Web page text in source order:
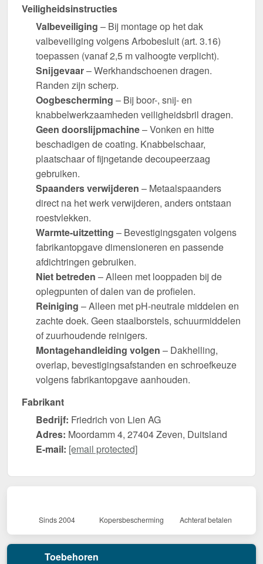
Veiligheidsinstructies
Valbeveiliging – Bij montage op het dak
valbeveiliging volgens Arbobesluit (art. 3.16)
toepassen (vanaf 2,5 m valhoogte verplicht).
Snijgevaar– Werkhandschoenen dragen.
Randen zijn scherp.
Oogbescherming – Bij boor-, snij- en
knabbelwerkzaamheden veiligheidsbril dragen.
Geen doorslijpmachine– Vonken en hitte
beschadigen de coating. Knabbelschaar,
plaatschaar of fijngetande decoupeerzaag
gebruiken.
Spaanders verwijderen – Metaalspaanders
direct na het werk verwijderen, anders ontstaan
roestvlekken.
Warmte-uitzetting – Bevestigingsgaten volgens
fabrikantopgave dimensioneren en passende
afdichtringen gebruiken.
Niet betreden – Alleen met looppaden bij de
oplegpunten of dalen van de profielen.
Reiniging – Alleen met pH-neutrale middelen en
zachte doek. Geen staalborstels, schuurmiddelen
of zuurhoudende reinigers.
Montagehandleiding volgen – Dakhelling,
overlap, bevestigingsafstanden en schroefkeuze
volgens fabrikantopgave aanhouden.
Fabrikant
Bedrijf: Friedrich von Lien AG
Adres: Moordamm 4, 27404 Zeven, Duitsland
E-mail: [email protected]
Sinds 2004 Kopersbescherming Achteraf betalen
Toebehoren